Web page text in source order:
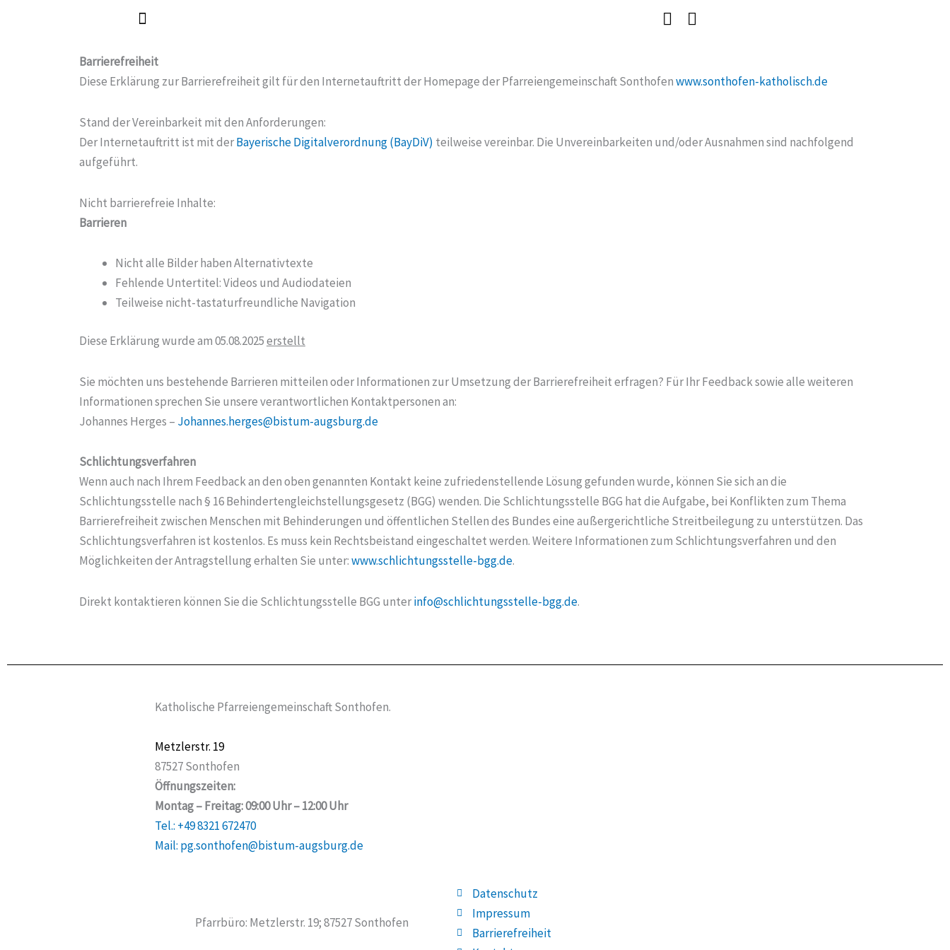
Barrierefreiheit
Diese Erklärung zur Barrierefreiheit gilt für den Internetauftritt der Homepage der Pfarreiengemeinschaft Sonthofenwww.sonthofen-katholisch.de
Stand der Vereinbarkeit mit den Anforderungen:
Der Internetauftritt ist mit derBayerische Digitalverordnung (BayDiV) teilweise vereinbar. Die Unvereinbarkeiten und/oder Ausnahmen sind nachfolgend
aufgeführt.
Nicht barrierefreie Inhalte:
Barrieren
Nicht alle Bilder haben Alternativtexte
Fehlende Untertitel: Videos und Audiodateien
Teilweise nicht-tastaturfreundliche Navigation
Diese Erklärung wurde am 05.08.2025erstellt
Sie möchten uns bestehende Barrieren mitteilen oder Informationen zur Umsetzung der Barrierefreiheit erfragen? Für Ihr Feedback sowie alle weiteren
Informationen sprechen Sie unsere verantwortlichen Kontaktpersonen an:
Johannes Herges – Johannes.herges@bistum-augsburg.de
Schlichtungsverfahren
Wenn auch nach Ihrem Feedback an den oben genannten Kontakt keine zufriedenstellende Lösung gefunden wurde, können Sie sich an die
Schlichtungsstelle nach § 16 Behindertengleichstellungsgesetz (BGG) wenden. Die Schlichtungsstelle BGG hat die Aufgabe, bei Konflikten zum Thema
Barrierefreiheit zwischen Menschen mit Behinderungen und öffentlichen Stellen des Bundes eine außergerichtliche Streitbeilegung zu unterstützen. Das
Schlichtungsverfahren ist kostenlos. Es muss kein Rechtsbeistand eingeschaltet werden. Weitere Informationen zum Schlichtungsverfahren und den
Möglichkeiten der Antragstellung erhalten Sie unter:www.schlichtungsstelle-bgg.de.
Direkt kontaktieren können Sie die Schlichtungsstelle BGG unterinfo@schlichtungsstelle-bgg.de.
Katholische Pfarreiengemeinschaft Sonthofen.
Metzlerstr. 19
87527 Sonthofen
Öffnungszeiten:
Montag – Freitag: 09:00 Uhr – 12:00 Uhr
Tel.: +49 8321 672470
Mail: pg.sonthofen@bistum-augsburg.de
Datenschutz
Impressum
Barrierefreiheit
Pfarrbüro: Metzlerstr. 19; 87527 Sonthofen